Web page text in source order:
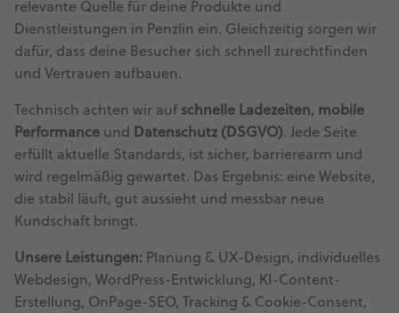
relevante Quelle für deine Produkte und
Dienstleistungen in Penzlin ein. Gleichzeitig sorgen wir
dafür, dass deine Besucher sich schnell zurechtfinden
und Vertrauen aufbauen.
Technisch achten wir auf schnelle Ladezeiten, mobile
Performance und Datenschutz (DSGVO). Jede Seite
erfüllt aktuelle Standards, ist sicher, barrierearm und
wird regelmäßig gewartet. Das Ergebnis: eine Website,
die stabil läuft, gut aussieht und messbar neue
Kundschaft bringt.
Unsere Leistungen: Planung & UX-Design, individuelles
Webdesign, WordPress-Entwicklung, KI-Content-
Erstellung, OnPage-SEO, Tracking & Cookie-Consent,